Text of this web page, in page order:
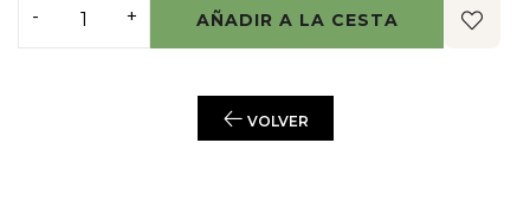
AÑADIR A LA CESTA
VOLVER